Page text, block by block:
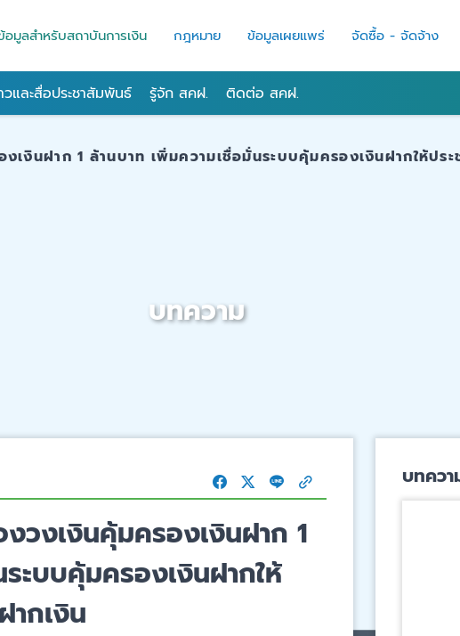
อมูลสำหรับสถาบันการเงิน กฎหมาย ข้อมูลเผยแพร่ จัดซื้อ - จัดจ้าง
วและสื่อประชาสัมพันธ์ รู้จัก สคฝ. ติดต่อ สคฝ.
งินฝาก 1 ล้านบาท เพิ่มความเชื่อมั่นระบบคุ้มครองเงินฝากให้ปร
บทความ
วงเงินคุ้มครองเงินฝาก 1
ะบบคุ้มครองเงินฝากให้
ากเงิน
บทคว